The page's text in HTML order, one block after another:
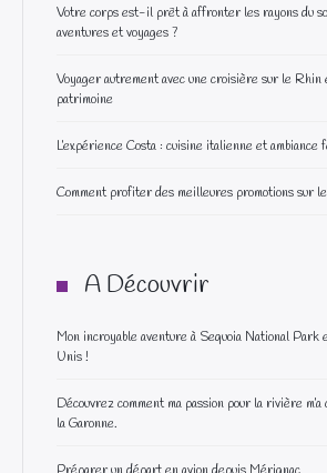
Votre corps est-il prêt à affronter les rayons du
aventures et voyages ?
Voyager autrement avec une croisière sur le
patrimoine
L’expérience Costa : cuisine italienne et ambiance
Comment profiter des meilleures promotions sur
A Découvrir
Mon incroyable aventure à Sequoia National
Unis !
Découvrez comment ma passion pour la rivière
la Garonne.